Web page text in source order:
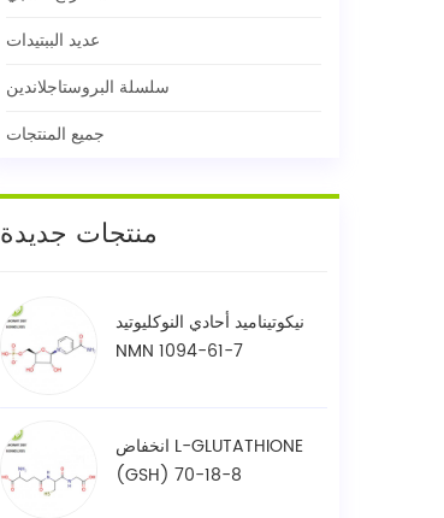
عديد الببتيدات
سلسلة البروستاجلاندين
جميع المنتجات
منتجات جديدة
نيكوتيناميد أحادي النوكليوتيد
NMN 1094-61-7
انخفاض L-GLUTATHIONE
(GSH) 70-18-8